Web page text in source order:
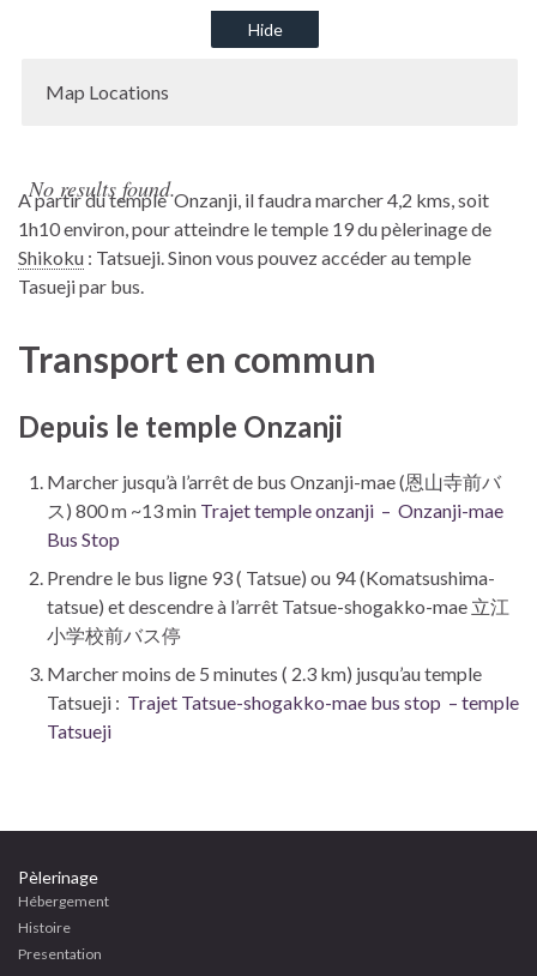
Hide
Map Locations
No results found.
A partir du temple Onzanji, il faudra marcher 4,2 kms, soit
1h10 environ, pour atteindre le temple 19 du pèlerinage de
Shikoku : Tatsueji. Sinon vous pouvez accéder au temple
Tasueji par bus.
Transport en commun
Depuis le temple Onzanji
Marcher jusqu’à l’arrêt de bus Onzanji-mae (恩山寺前バ
ス) 800 m ~13 min Trajet temple onzanji – Onzanji-mae
Bus Stop
Prendre le bus ligne 93 ( Tatsue) ou 94 (Komatsushima-
tatsue) et descendre à l’arrêt Tatsue-shogakko-mae 立江
小学校前バス停
Marcher moins de 5 minutes ( 2.3 km) jusqu’au temple
Tatsueji : Trajet Tatsue-shogakko-mae bus stop – temple
Tatsueji
Pèlerinage
Hébergement
Histoire
Presentation